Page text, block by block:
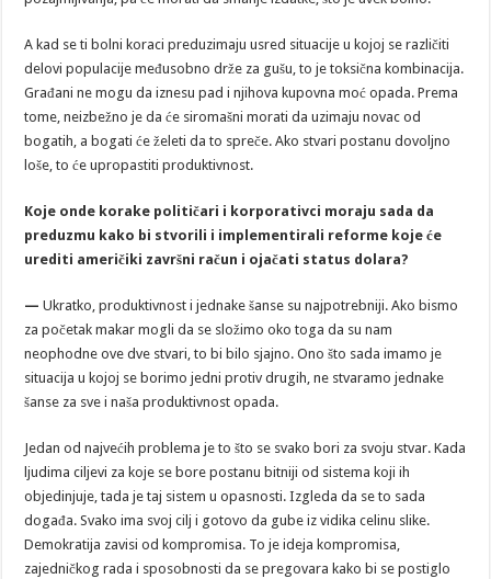
A kad se ti bolni koraci preduzimaju usred situacije u kojoj se različiti
delovi populacije međusobno drže za gušu, to je toksična kombinacija.
Građani ne mogu da iznesu pad i njihova kupovna moć opada. Prema
tome, neizbežno je da će siromašni morati da uzimaju novac od
bogatih, a bogati će želeti da to spreče. Ako stvari postanu dovoljno
loše, to će upropastiti produktivnost.
Koje onde korake političari i korporativci moraju sada da
preduzmu kako bi stvorili i implementirali reforme koje će
urediti američiki završni račun i ojačati status dolara?
— Ukratko, produktivnost i jednake šanse su najpotrebniji. Ako bismo
za početak makar mogli da se složimo oko toga da su nam
neophodne ove dve stvari, to bi bilo sjajno. Ono što sada imamo je
situacija u kojoj se borimo jedni protiv drugih, ne stvaramo jednake
šanse za sve i naša produktivnost opada.
Jedan od najvećih problema je to što se svako bori za svoju stvar. Kada
ljudima ciljevi za koje se bore postanu bitniji od sistema koji ih
objedinjuje, tada je taj sistem u opasnosti. Izgleda da se to sada
događa. Svako ima svoj cilj i gotovo da gube iz vidika celinu slike.
Demokratija zavisi od kompromisa. To je ideja kompromisa,
zajedničkog rada i sposobnosti da se pregovara kako bi se postiglo